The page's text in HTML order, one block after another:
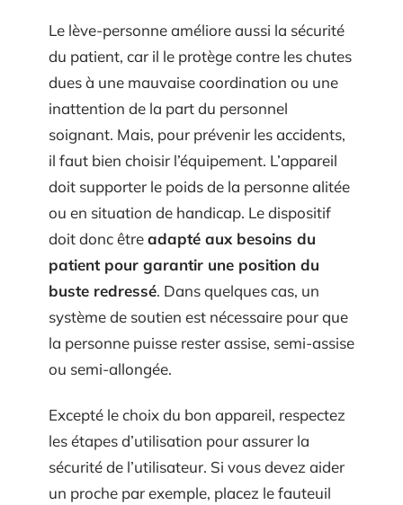
Le lève-personne améliore aussi la sécurité
du patient, car il le protège contre les chutes
dues à une mauvaise coordination ou une
inattention de la part du personnel
soignant. Mais, pour prévenir les accidents,
il faut bien choisir l’équipement. L’appareil
doit supporter le poids de la personne alitée
ou en situation de handicap. Le dispositif
doit donc êtreadapté aux besoins du
patient pour garantir une position du
buste redressé. Dans quelques cas, un
système de soutien est nécessaire pour que
la personne puisse rester assise, semi-assise
ou semi-allongée.
Excepté le choix du bon appareil, respectez
les étapes d’utilisation pour assurer la
sécurité de l’utilisateur. Si vous devez aider
un proche par exemple, placez le fauteuil